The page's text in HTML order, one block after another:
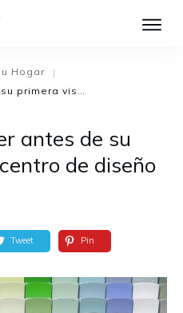
El Proceso de
Hogar
|
Lo que debe saber antes de su primera visita al centro de diseño de casas nuevas
antes de su
de diseño
Tweet Pin